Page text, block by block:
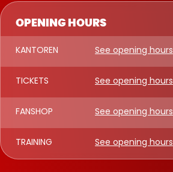
OPENING HOURS
KANTOREN See opening hours
TICKETS See opening hours
FANSHOP See opening hours
TRAINING See opening hours